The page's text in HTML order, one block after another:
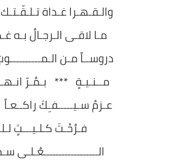
والـقـهـرا غـداة تـلـقّـتـك
مـا لاقـى الـرجـالُ بـه
دروســاً مـن
مــنـيـةٍ *** بـمُـرّ
عـزمُ سـيـــــفـِكَ راكــعـاً
فـرُحْـتَ كـلـيـــثٍ